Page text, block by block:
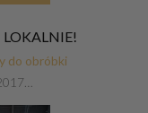
LOKALNIE!
do obróbki